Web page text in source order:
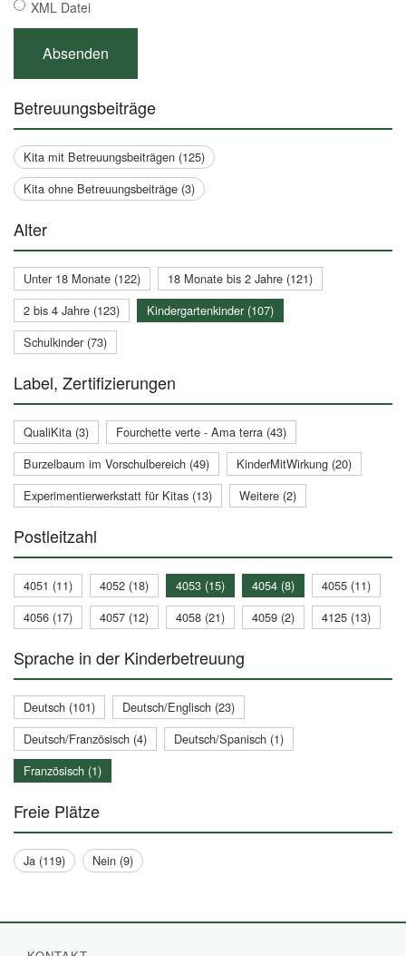
XML Datei
Betreuungsbeiträge
Kita mit Betreuungsbeiträgen (125)
Kita ohne Betreuungsbeiträge (3)
Alter
Unter 18 Monate (122)
18 Monate bis 2 Jahre (121)
2 bis 4 Jahre (123)
Kindergartenkinder (107)
Schulkinder (73)
Label, Zertifizierungen
QualiKita (3)
Fourchette verte - Ama terra (43)
Burzelbaum im Vorschulbereich (49)
KinderMitWirkung (20)
Experimentierwerkstatt für Kitas (13)
Weitere (2)
Postleitzahl
4051 (11) 4052 (18) 4053 (15) 4054 (8)
4055 (11)
4056 (17)
4057 (12) 4058 (21) 4059 (2) 4125 (13)
Sprache in der Kinderbetreuung
Deutsch (101)
Deutsch/Englisch (23)
Deutsch/Französisch (4)
Deutsch/Spanisch (1)
Französisch (1)
Freie Plätze
Ja (119) Nein (9)